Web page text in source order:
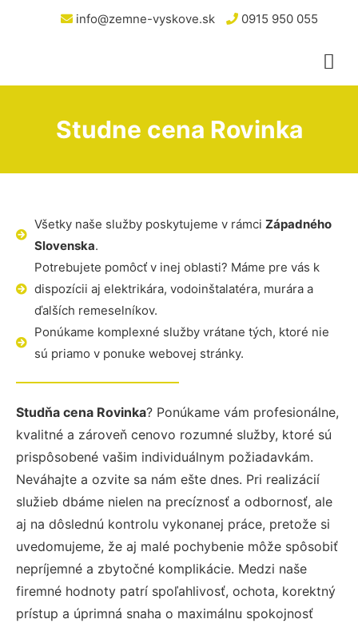
info@zemne-vyskove.sk 0915 950 055
Studne cena Rovinka
Všetky naše služby poskytujeme v rámci Západného
Slovenska.
Potrebujete pomôcť v inej oblasti? Máme pre vás k
dispozícii aj elektrikára, vodoinštalatéra, murára a
ďalších remeselníkov.
Ponúkame komplexné služby vrátane tých, ktoré nie
sú priamo v ponuke webovej stránky.
Studňa cena Rovinka? Ponúkame vám profesionálne,
kvalitné a zároveň cenovo rozumné služby, ktoré sú
prispôsobené vašim individuálnym požiadavkám.
Neváhajte a ozvite sa nám ešte dnes. Pri realizácií
služieb dbáme nielen na precíznosť a odbornosť, ale
aj na dôslednú kontrolu vykonanej práce, pretože si
uvedomujeme, že aj malé pochybenie môže spôsobiť
nepríjemné a zbytočné komplikácie. Medzi naše
firemné hodnoty patrí spoľahlivosť, ochota, korektný
prístup a úprimná snaha o maximálnu spokojnosť